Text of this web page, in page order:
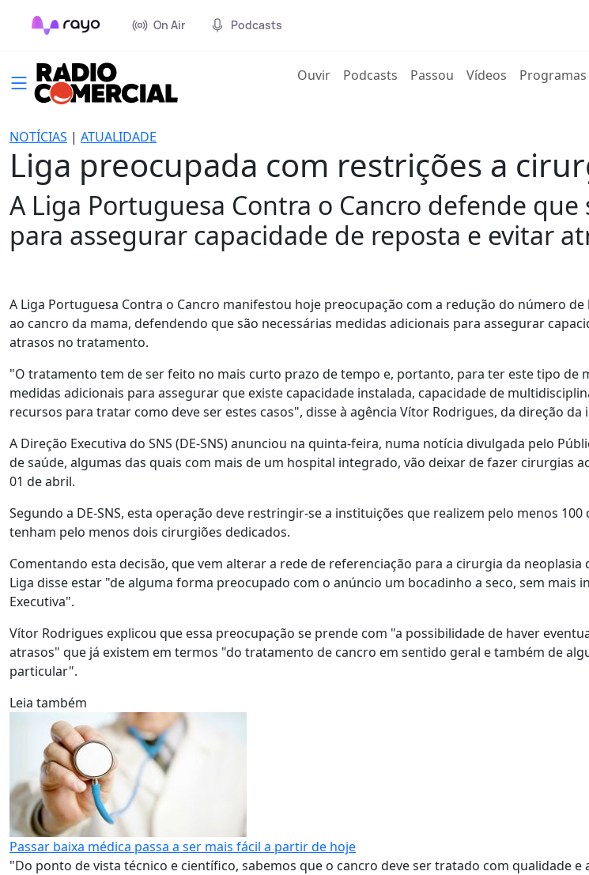
On Air Podcasts
Ouvir(current)
Podcasts Passou Vídeos Programas
NOTÍCIAS | ATUALIDADE
Liga preocupada com restrições a
A Liga Portuguesa Contra o Cancro defende
para assegurar capacidade de reposta e evitar
A Liga Portuguesa Contra o Cancro manifestou hoje preocupação com a redução do número
ao cancro da mama, defendendo que são necessárias medidas adicionais para assegurar
atrasos no tratamento.
"O tratamento tem de ser feito no mais curto prazo de tempo e, portanto, para ter este tipo de
medidas adicionais para assegurar que existe capacidade instalada, capacidade de
recursos para tratar como deve ser estes casos", disse à agência Vítor Rodrigues, da direção da
A Direção Executiva do SNS (DE-SNS) anunciou na quinta-feira, numa notícia divulgada pelo
de saúde, algumas das quais com mais de um hospital integrado, vão deixar de fazer cirurgias
01 de abril.
Segundo a DE-SNS, esta operação deve restringir-se a instituições que realizem pelo menos
tenham pelo menos dois cirurgiões dedicados.
Comentando esta decisão, que vem alterar a rede de referenciação para a cirurgia da neoplasia
Liga disse estar "de alguma forma preocupado com o anúncio um bocadinho a seco, sem mais
Executiva".
Vítor Rodrigues explicou que essa preocupação se prende com "a possibilidade de haver
atrasos" que já existem em termos "do tratamento de cancro em sentido geral e também de
particular".
Leia também
Passar baixa médica passa a ser mais fácil a partir de hoje
"Do ponto de vista técnico e científico, sabemos que o cancro deve ser tratado com qualidade e